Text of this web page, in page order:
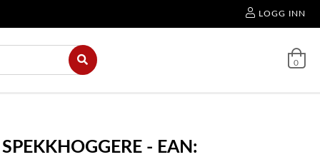
LOGG INN
0
SPEKKHOGGERE - EAN: